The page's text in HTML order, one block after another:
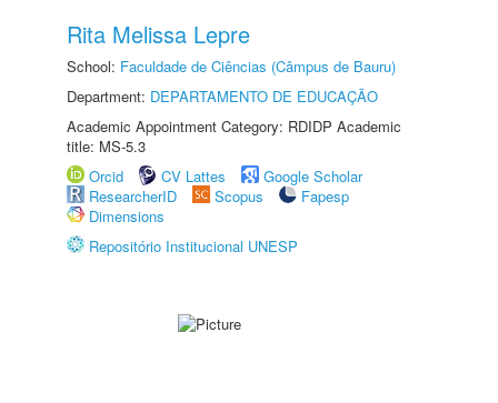
Rita Melissa Lepre
School: Faculdade de Ciências (Câmpus de Bauru)
Department: DEPARTAMENTO DE EDUCAÇÃO
Academic Appointment Category: RDIDP Academic
title: MS-5.3
Orcid
CV Lattes
Google Scholar
ResearcherID
Scopus
Fapesp
Dimensions
Repositório Institucional UNESP